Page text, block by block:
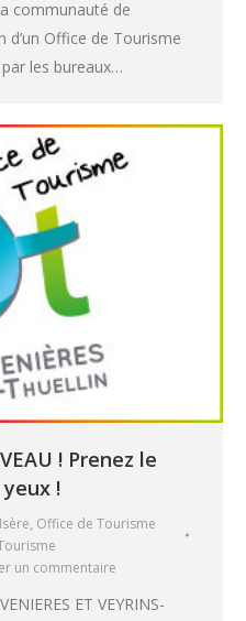
communauté de
d’un Office de Tourisme
les bureaux…
! Prenez le
!
Isère, Office de Tourisme
un commentaire
ET VEYRINS-